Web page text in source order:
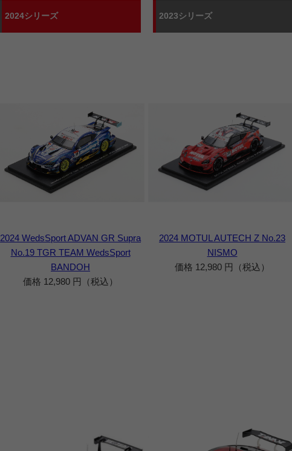
2024シリーズ 2023シリーズ
2024 WedsSport ADVAN GR Supra
No.19 TGR TEAM WedsSport
BANDOH
価格 12,980 円（税込）
2024 MOTUL AUTECH Z No.23
NISMO
価格 12,980 円（税込）